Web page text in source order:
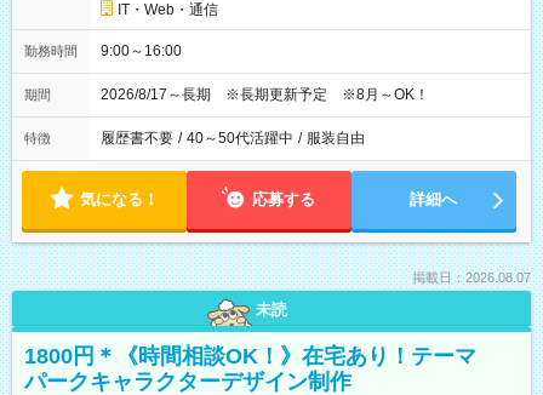
IT・Web・通信
勤務時間 9:00～16:00
期間 2026/8/17～長期 ※長期更新予定 ※8月～OK！
特徴 履歴書不要 / 40～50代活躍中 / 服装自由
気になる！ 応募する 詳細へ
掲載日：2026.08.07
未読
1800円＊《時間相談OK！》在宅あり！テーマ
パークキャラクターデザイン制作